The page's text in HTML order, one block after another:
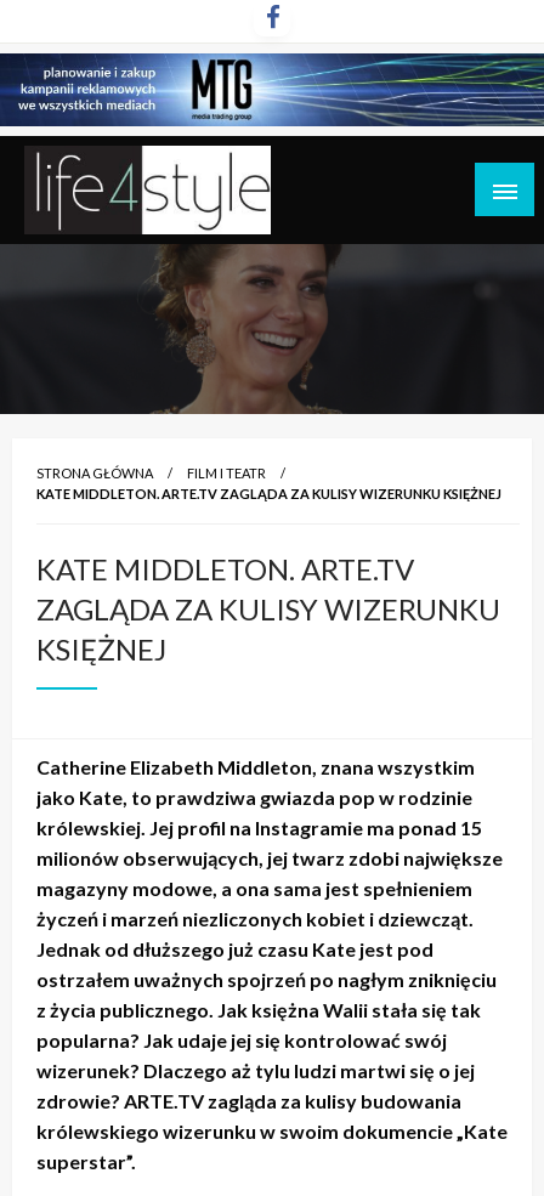
do
treści
life4style.pl
STRONA GŁÓWNA
FILM I TEATR
KATE MIDDLETON. ARTE.TV ZAGLĄDA ZA KULISY WIZERUNKU KSIĘŻNEJ
KATE MIDDLETON. ARTE.TV
ZAGLĄDA ZA KULISY WIZERUNKU
KSIĘŻNEJ
Catherine Elizabeth Middleton, znana wszystkim
jako Kate, to prawdziwa gwiazda pop w rodzinie
królewskiej. Jej profil na Instagramie ma ponad 15
milionów obserwujących, jej twarz zdobi największe
magazyny modowe, a ona sama jest spełnieniem
życzeń i marzeń niezliczonych kobiet i dziewcząt.
Jednak od dłuższego już czasu Kate jest pod
ostrzałem uważnych spojrzeń po nagłym zniknięciu
z życia publicznego. Jak księżna Walii stała się tak
popularna? Jak udaje jej się kontrolować swój
wizerunek? Dlaczego aż tylu ludzi martwi się o jej
zdrowie? ARTE.TV zagląda za kulisy budowania
królewskiego wizerunku w swoim dokumencie „Kate
superstar”.